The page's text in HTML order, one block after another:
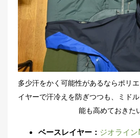
多少汗をかく可能性があるならポリ
イヤーで汗冷えを防ぎつつも、ミド
能も高めておきた
ベースレイヤー： ジオライ